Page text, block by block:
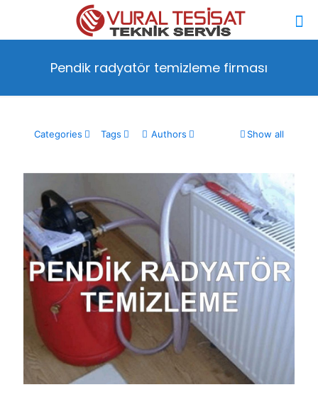
Pendik radyatör temizleme firması
Categories Tags Authors Show all